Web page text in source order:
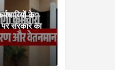
के
पर सरकार का